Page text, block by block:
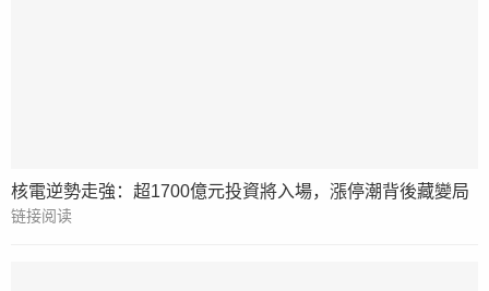
核電逆勢走強：超1700億元投資將入場，漲停潮背後藏變局
链接阅读